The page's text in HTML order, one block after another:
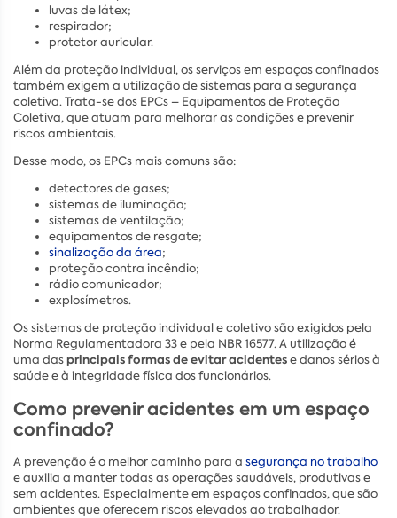
luvas de látex;
respirador;
protetor auricular.
Além da proteção individual, os serviços em espaços confinados
também exigem a utilização de sistemas para a segurança
coletiva. Trata-se dos EPCs – Equipamentos de Proteção
Coletiva, que atuam para melhorar as condições e prevenir
riscos ambientais.
Desse modo, os EPCs mais comuns são:
detectores de gases;
sistemas de iluminação;
sistemas de ventilação;
equipamentos de resgate;
sinalização da área;
proteção contra incêndio;
rádio comunicador;
explosímetros.
Os sistemas de proteção individual e coletivo são exigidos pela
Norma Regulamentadora 33 e pela NBR 16577. A utilização é
uma dasprincipais formas de evitar acidentese danos sérios à
saúde e à integridade física dos funcionários.
Como prevenir acidentes em um espaço
confinado?
A prevenção é o melhor caminho para a segurança no trabalho
e auxilia a manter todas as operações saudáveis, produtivas e
sem acidentes. Especialmente em espaços confinados, que são
ambientes que oferecem riscos elevados ao trabalhador.